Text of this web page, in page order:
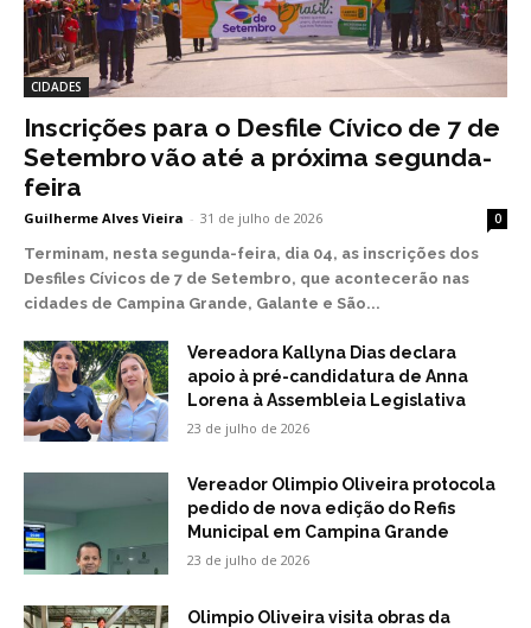
CIDADES
Inscrições para o Desfile Cívico de 7 de
Setembro vão até a próxima segunda-
feira
Guilherme Alves Vieira - 31 de julho de 2026 0
Terminam, nesta segunda-feira, dia 04, as inscrições dos
Desfiles Cívicos de 7 de Setembro, que acontecerão nas
cidades de Campina Grande, Galante e São...
Vereadora Kallyna Dias declara
apoio à pré-candidatura de Anna
Lorena à Assembleia Legislativa
23 de julho de 2026
Vereador Olimpio Oliveira protocola
pedido de nova edição do Refis
Municipal em Campina Grande
23 de julho de 2026
Olimpio Oliveira visita obras da